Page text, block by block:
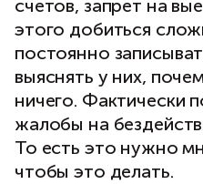
счетов, запрет на
этого добиться
постоянно
выяснять у них,
ничего. Фактически
жалобы на
То есть это нужно
чтобы это делать.